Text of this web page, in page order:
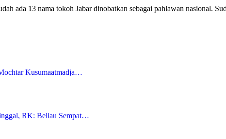
ada 13 nama tokoh Jabar dinobatkan sebagai pahlawan nasional.
Kusumaatmadja…
RK: Beliau Sempat…